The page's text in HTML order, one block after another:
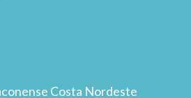
Costa Nordeste